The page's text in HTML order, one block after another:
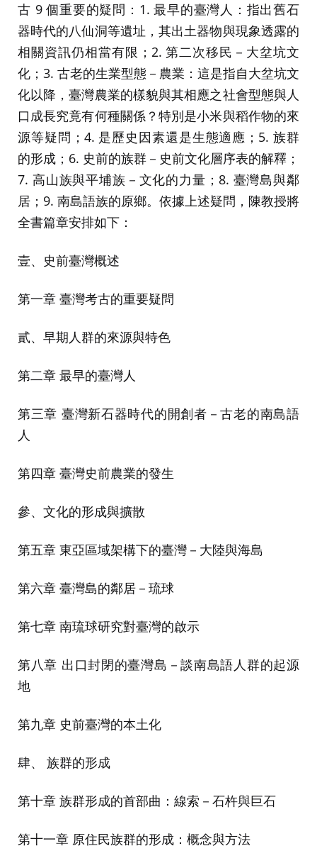
古 9 個重要的疑問：1. 最早的臺灣人：指出舊石
器時代的八仙洞等遺址，其出土器物與現象透露的
相關資訊仍相當有限；2. 第二次移民－大坌坑文
化；3. 古老的生業型態－農業：這是指自大坌坑文
化以降，臺灣農業的樣貌與其相應之社會型態與人
口成長究竟有何種關係？特別是小米與稻作物的來
源等疑問；4. 是歷史因素還是生態適應；5. 族群
的形成；6. 史前的族群－史前文化層序表的解釋；
7. 高山族與平埔族－文化的力量；8. 臺灣島與鄰
居；9. 南島語族的原鄉。依據上述疑問，陳教授將
全書篇章安排如下：
壹、史前臺灣概述
第一章 臺灣考古的重要疑問
貳、早期人群的來源與特色
第二章 最早的臺灣人
第三章 臺灣新石器時代的開創者－古老的南島語
人
第四章 臺灣史前農業的發生
參、文化的形成與擴散
第五章 東亞區域架構下的臺灣－大陸與海島
第六章 臺灣島的鄰居－琉球
第七章 南琉球研究對臺灣的啟示
第八章 出口封閉的臺灣島－談南島語人群的起源
地
第九章 史前臺灣的本土化
肆、 族群的形成
第十章 族群形成的首部曲：線索－石杵與巨石
第十一章 原住民族群的形成：概念與方法